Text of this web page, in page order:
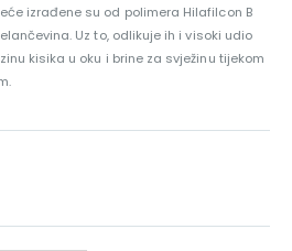
izrađene su od polimera Hilafilcon B
Uz to, odlikuje ih i visoki udio
kisika u oku i brine za svježinu tijekom